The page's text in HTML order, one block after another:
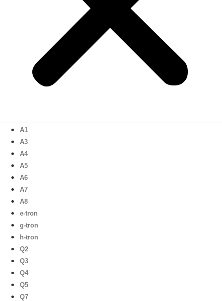
A1
A3
A4
A5
A6
A7
A8
e-tron
g-tron
h-tron
Q2
Q3
Q4
Q5
Q7